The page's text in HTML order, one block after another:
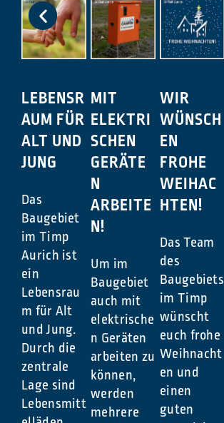
LEBENSR
AUM FÜR
ALT UND
JUNG
Das
Baugebiet
im Timp
Aurich ist
ein
Lebensrau
m für Alt
und Jung.
Durch die
zentrale
Lage sind
Lebensmitt
MIT
ELEKTRI
SCHEN
GERÄTE
N
ARBEITE
N!
Um im
Baugebiet
auch mit
elektrische
n Geräten
arbeiten zu
können,
werden
mehrere
WIR
WÜNSCH
EN
FROHE
WEIHAC
HTEN!
Das Team
des
Baugebiets
im Timp
wünscht
euch frohe
Weihnacht
en und
einen
guten